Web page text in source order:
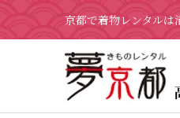
京都で着物レンタルは